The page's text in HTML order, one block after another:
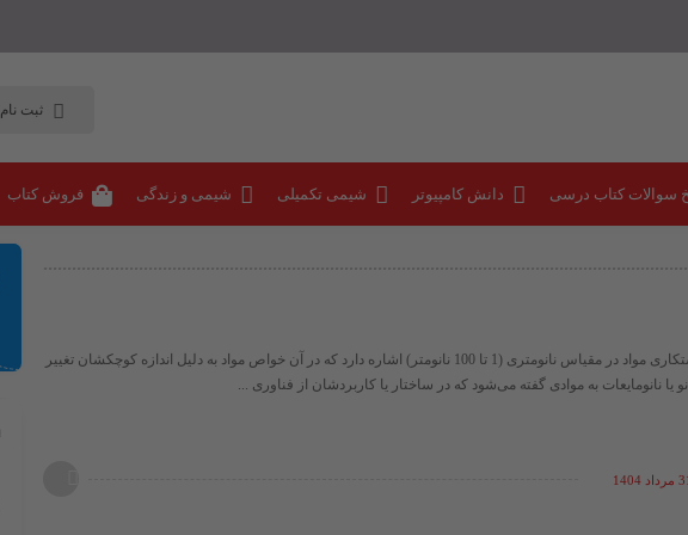
ثبت نام
سوالات کتاب درسی دانش کامپیوتر شیمی تکمیلی شیمی و زندگی فروش کتاب
فناوری نانو به دستکاری مواد در مقیاس نانومتری (1 تا 100 نانومتر) اشاره دارد که در آن خواص مواد به دلیل اندازه کوچکشان تغییر
یا نانومایعات به موادی گفته می‌شود که در ساختار یا کاربردشان از فناوری ...
1404